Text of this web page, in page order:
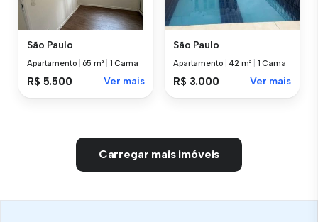
São Paulo
Apartamento 65 m² 1 Cama
R$ 5.500 Ver mais
São Paulo
Apartamento 42 m² 1 Cama
R$ 3.000 Ver mais
Carregar mais imóveis